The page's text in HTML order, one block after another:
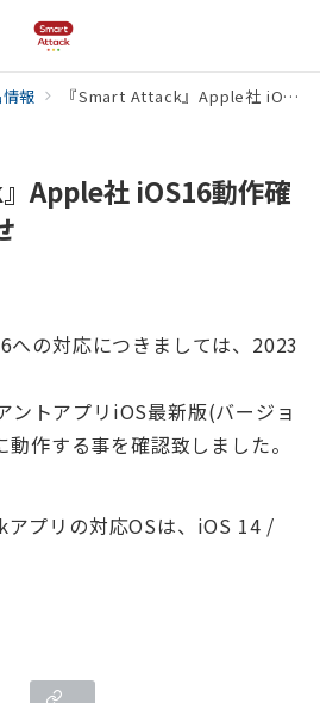
報 『Smart Attack』Apple社 iOS16動作確認完了のお知らせ
Apple社 iOS16動作確
の対応につきましては、2023
トアプリiOS最新版(バージョ
作する事を確認致しました。
プリの対応OSは、iOS 14 /